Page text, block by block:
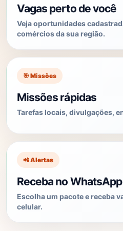
Vagas perto de você
Veja oportunidades
comércios da sua região.
🎯 Missões
Missões rápidas
Tarefas locais, divulgações,
📲 Alertas
Receba no WhatsApp
Escolha um pacote e receba
celular.